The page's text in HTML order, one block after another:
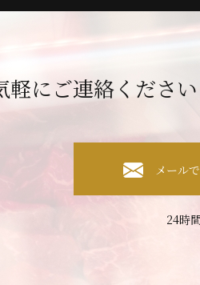
軽にご連絡ください
メール
24時